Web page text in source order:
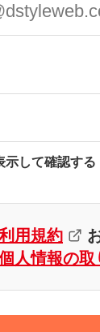
示して確認する
用規約
人情報の取